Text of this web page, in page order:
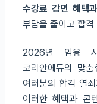
수강료 감면 혜택
부담을 줄이고 합
2026년 임용
코리안에듀의 맞
여러분의 합격 열
이러한 혜택과 콘